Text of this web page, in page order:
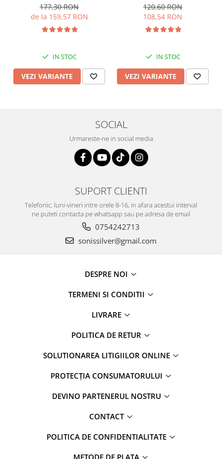
177,30 RON
de la 159,57 RON
IN STOC
VEZI VARIANTE
120,60 RON
108,54 RON
IN STOC
VEZI VARIANTE
SOCIAL
Urmareste-ne in social media
SUPORT CLIENTI
Telefonic: luni-vineri intre orele 8-16, in afara acestui interval
ne puteti contacta pe whatsapp sau pe adresa de email
0754242713
sonissilver@gmail.com
DESPRE NOI
TERMENI SI CONDITII
LIVRARE
POLITICA DE RETUR
SOLUTIONAREA LITIGIILOR ONLINE
PROTECȚIA CONSUMATORULUI
DEVINO PARTENERUL NOSTRU
CONTACT
POLITICA DE CONFIDENTIALITATE
METODE DE PLATA